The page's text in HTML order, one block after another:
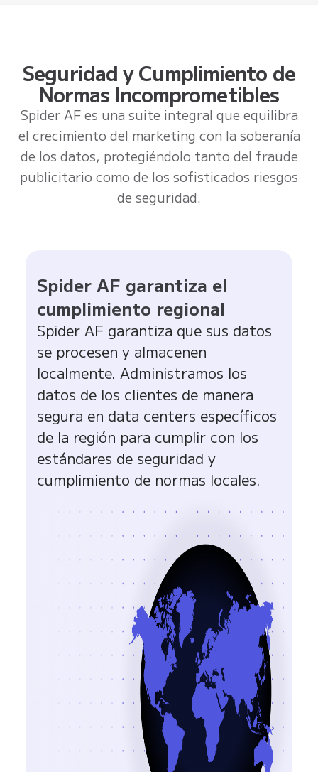
Seguridad y Cumplimiento de
Normas Incomprometibles
Spider AF es una suite integral que equilibra
el crecimiento del marketing con la soberanía
de los datos, protegiéndolo tanto del fraude
publicitario como de los sofisticados riesgos
de seguridad.
Spider AF garantiza el
cumplimiento regional
Spider AF garantiza que sus datos
se procesen y almacenen
localmente. Administramos los
datos de los clientes de manera
segura en data centers específicos
de la región para cumplir con los
estándares de seguridad y
cumplimiento de normas locales.